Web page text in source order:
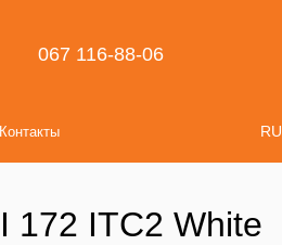
067 116-88-06
Контакты RU
172 ITC2 White